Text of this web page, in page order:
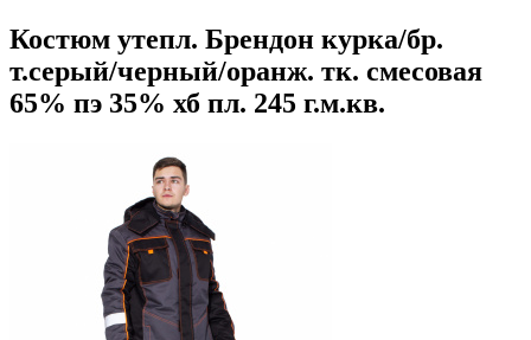
Костюм утепл. Брендон курка/бр.
т.серый/черный/оранж. тк. смесовая
65% пэ 35% хб пл. 245 г.м.кв.